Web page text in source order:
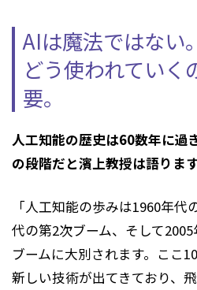
AIは魔法ではない。
どう使われていく
要。
人工知能の歴史は60数年に過
の段階だと濱上教授は語ります
「人工知能の歩みは1960年代
代の第2次ブーム、そして
ブームに大別されます。ここ
新しい技術が出てきており、